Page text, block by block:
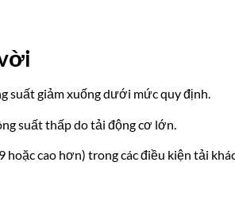
suất giảm xuống dưới mức quy định.
suất thấp do tải động cơ lớn.
hoặc cao hơn) trong các điều kiện tải